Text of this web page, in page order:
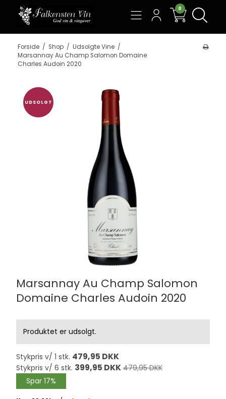
0
Forside / Shop / Udsolgte Vine /
Marsannay Au Champ Salomon Domaine
Charles Audoin 2020
UDSOLGT
Marsannay Au Champ Salomon
Domaine Charles Audoin 2020
Produktet er udsolgt.
Stykpris v/ 1 stk. 479,95 DKK
Stykpris v/ 6 stk. 399,95 DKK 479,95 DKK
Spar 17%